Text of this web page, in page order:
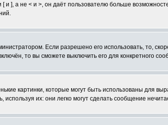
[ и ], а не < и >, он даёт пользователю больше
Если разрешено его использовать, то,
то вы сможете выключить его для конкретного
картинки, которые могут быть использованы для
используя их: они легко могут сделать сообщение